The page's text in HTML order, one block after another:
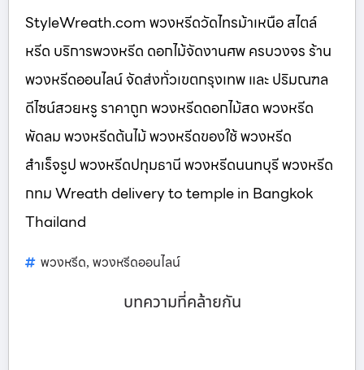
StyleWreath.com พวงหรีดวัดไทรม้าเหนือ สไตล์
หรีด บริการพวงหรีด ดอกไม้จัดงานศพ ครบวงจร ร้าน
พวงหรีดออนไลน์ จัดส่งทั่วเขตกรุงเทพ และ ปริมณฑล
ดีไซน์สวยหรู ราคาถูก พวงหรีดดอกไม้สด พวงหรีด
พัดลม พวงหรีดต้นไม้ พวงหรีดของใช้ พวงหรีด
สำเร็จรูป พวงหรีดปทุมธานี พวงหรีดนนทบุรี พวงหรีด
กทม Wreath delivery to temple in Bangkok
Thailand
พวงหรีด, พวงหรีดออนไลน์
บทความที่คล้ายกัน